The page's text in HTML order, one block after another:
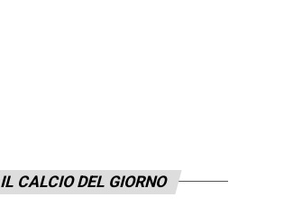
IL CALCIO DEL GIORNO